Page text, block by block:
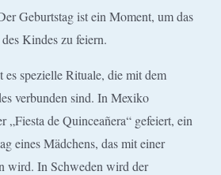
Geburtstag ist ein Moment, um das
Kindes zu feiern.
spezielle Rituale, die mit dem
verbunden sind. In Mexiko
„Fiesta de Quinceañera“ gefeiert, ein
eines Mädchens, das mit einer
wird. In Schweden wird der